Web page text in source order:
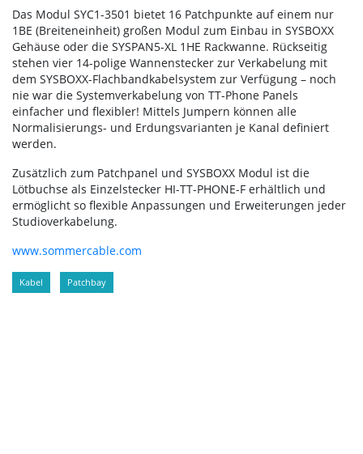
Das Modul SYC1-3501 bietet 16 Patchpunkte auf einem nur
1BE (Breiteneinheit) großen Modul zum Einbau in SYSBOXX
Gehäuse oder die SYSPAN5-XL 1HE Rackwanne. Rückseitig
stehen vier 14-polige Wannenstecker zur Verkabelung mit
dem SYSBOXX-Flachbandkabelsystem zur Verfügung – noch
nie war die Systemverkabelung von TT-Phone Panels
einfacher und flexibler! Mittels Jumpern können alle
Normalisierungs- und Erdungsvarianten je Kanal definiert
werden.
Zusätzlich zum Patchpanel und SYSBOXX Modul ist die
Lötbuchse als Einzelstecker HI-TT-PHONE-F erhältlich und
ermöglicht so flexible Anpassungen und Erweiterungen jeder
Studioverkabelung.
www.sommercable.com
Kabel Patchbay